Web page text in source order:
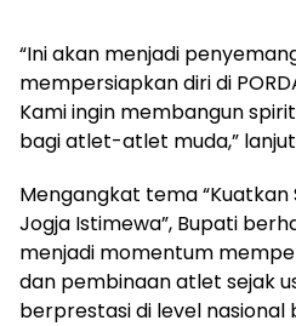
“Ini akan menjadi
mempersiapkan diri di
Kami ingin membangun
bagi atlet-atlet muda,”
Mengangkat tema “Kuatkan
Jogja Istimewa”, Bupati
menjadi momentum
dan pembinaan atlet sejak
berprestasi di level nasional